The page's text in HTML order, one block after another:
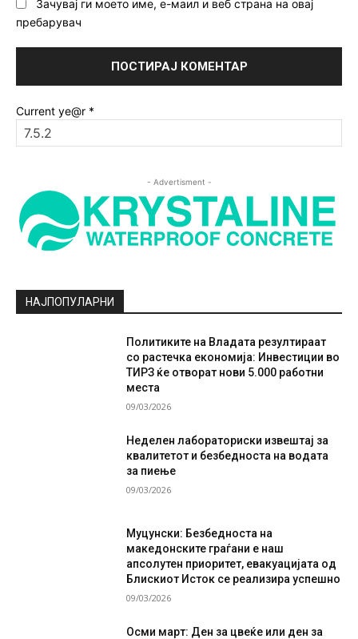
Зачувај ги моето име, е-маил и веб страна на овај
пребарувач
Current ye@r *
- Advertisment -
НАЈПОПУЛАРНИ
Политиките на Владата резултираат
со растечка економија: Инвестиции во
ТИРЗ ќе отворат нови 5.000 работни
места
09/03/2026
Неделен лабораториски извештај за
квалитетот и безбедноста на водата
за пиење
09/03/2026
Муцунски: Безбедноста на
македонските граѓани е наш
апсолутен приоритет, евакуацијата од
Блискиот Исток се реализира успешно
09/03/2026
Осми март: Ден за цвеќе или ден за